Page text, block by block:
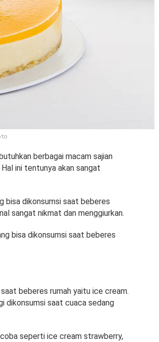
berbagai macam sajian
ini tentunya akan sangat
bisa dikonsumsi saat beberes
sangat nikmat dan menggiurkan.
bisa dikonsumsi saat beberes
beberes rumah yaitu ice cream.
dikonsumsi saat cuaca sedang
seperti ice cream strawberry,